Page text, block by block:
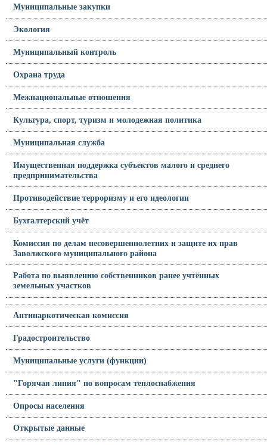
Муниципальные закупки
Экология
Муниципальный контроль
Охрана труда
Межнациональные отношения
Культура, спорт, туризм и молодежная политика
Муниципальная служба
Имущественная поддержка субъектов малого и среднего
предпринимательства
Противодействие терроризму и его идеологии
Бухгалтерский учёт
Комиссия по делам несовершеннолетних и защите их прав
Заволжского муниципального района
Работа по выявлению собственников ранее учтённых
земельных участков
Антинаркотическая комиссия
Градостроительство
Муниципальные услуги (функции)
"Горячая линия" по вопросам теплоснабжения
Опросы населения
Открытые данные